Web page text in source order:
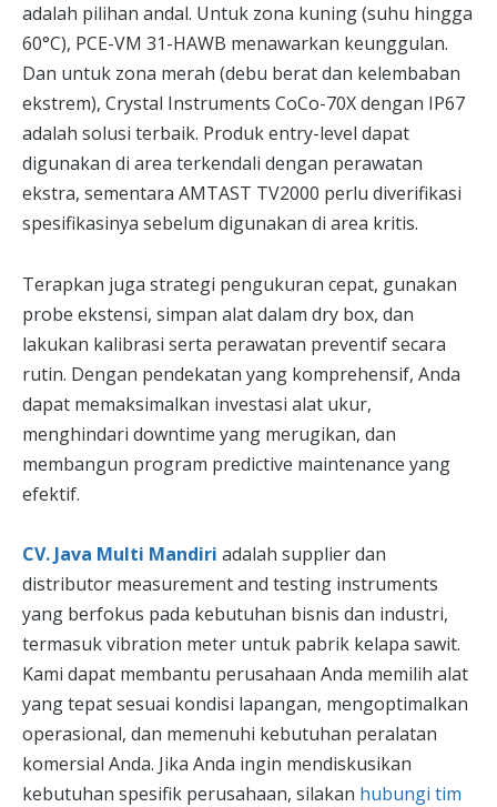
adalah pilihan andal. Untuk zona kuning (suhu hingga
60°C), PCE-VM 31-HAWB menawarkan keunggulan.
Dan untuk zona merah (debu berat dan kelembaban
ekstrem), Crystal Instruments CoCo-70X dengan IP67
adalah solusi terbaik. Produk entry-level dapat
digunakan di area terkendali dengan perawatan
ekstra, sementara AMTAST TV2000 perlu diverifikasi
spesifikasinya sebelum digunakan di area kritis.
Terapkan juga strategi pengukuran cepat, gunakan
probe ekstensi, simpan alat dalam dry box, dan
lakukan kalibrasi serta perawatan preventif secara
rutin. Dengan pendekatan yang komprehensif, Anda
dapat memaksimalkan investasi alat ukur,
menghindari downtime yang merugikan, dan
membangun program predictive maintenance yang
efektif.
CV. Java Multi Mandiri adalah supplier dan
distributor measurement and testing instruments
yang berfokus pada kebutuhan bisnis dan industri,
termasuk vibration meter untuk pabrik kelapa sawit.
Kami dapat membantu perusahaan Anda memilih alat
yang tepat sesuai kondisi lapangan, mengoptimalkan
operasional, dan memenuhi kebutuhan peralatan
komersial Anda. Jika Anda ingin mendiskusikan
kebutuhan spesifik perusahaan, silakan hubungi tim